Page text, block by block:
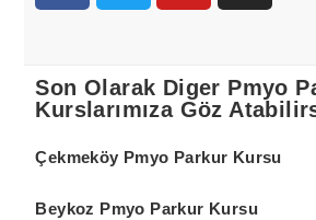
Son Olarak Diger Pmyo
Kurslarımıza Göz
Çekmeköy Pmyo Parkur Kursu
Beykoz Pmyo Parkur Kursu